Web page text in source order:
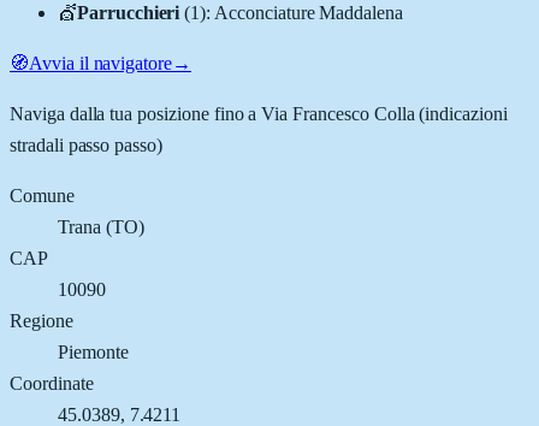
💇Parrucchieri (1): Acconciature Maddalena
🧭Avvia il navigatore→
Naviga dalla tua posizione fino aVia Francesco Colla (indicazioni
stradali passo passo)
Comune
Trana (TO)
CAP
10090
Regione
Piemonte
Coordinate
45.0389, 7.4211